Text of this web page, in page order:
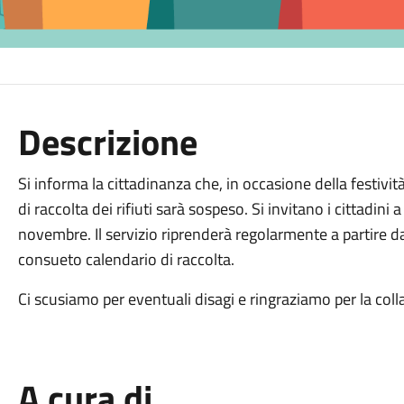
Descrizione
Si informa la cittadinanza che, in occasione della
di raccolta dei rifiuti sarà sospeso. Si invitano i cittadini
novembre. Il servizio riprenderà regolarmente a partire
consueto calendario di raccolta.
Ci scusiamo per eventuali disagi e ringraziamo per la